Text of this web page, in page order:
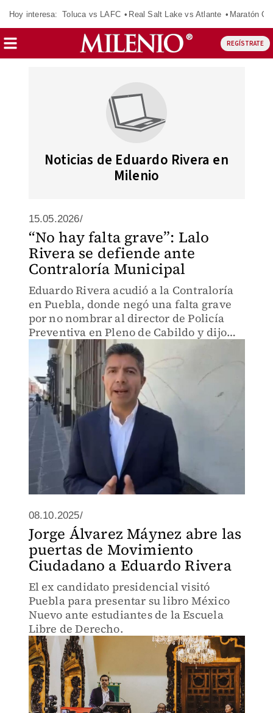
Hoy interesa: Toluca vs LAFC Real Salt Lake vs Atlante Maratón
REGÍSTRATE
Noticias de Eduardo Rivera en
Milenio
15.05.2026/
“No hay falta grave”: Lalo
Rivera se defiende ante
Contraloría Municipal
Eduardo Rivera acudió a la Contraloría
en Puebla, donde negó una falta grave
por no nombrar al director de Policía
Preventiva en Pleno de Cabildo y dijo
que espera no se trate de 'garrote
político'.
08.10.2025/
Jorge Álvarez Máynez abre las
puertas de Movimiento
Ciudadano a Eduardo Rivera
El ex candidato presidencial visitó
Puebla para presentar su libro México
Nuevo ante estudiantes de la Escuela
Libre de Derecho.